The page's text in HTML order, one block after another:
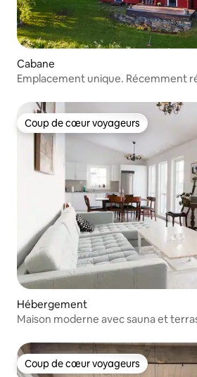
Cabane
Emplacement unique. Récemment
Coup de cœur voyageurs
Coup de cœur voyageurs
Hébergement
Maison moderne avec sauna et
Coup de cœur voyageurs
Coup de cœur voyageurs